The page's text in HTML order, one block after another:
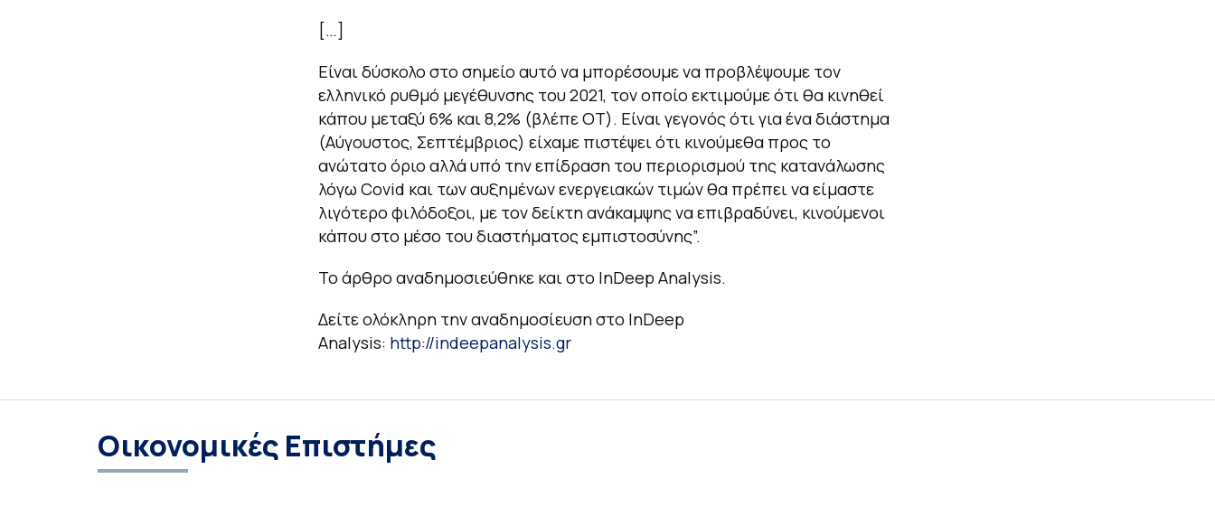
[…]
Είναι δύσκολο στο σημείο αυτό να μπορέσουμε να προβλέψουμε τον
ελληνικό ρυθμό μεγέθυνσης του 2021, τον οποίο εκτιμούμε ότι θα κινηθεί
κάπου μεταξύ 6% και 8,2% (βλέπε ΟΤ). Είναι γεγονός ότι για ένα διάστημα
(Αύγουστος, Σεπτέμβριος) είχαμε πιστέψει ότι κινούμεθα προς το
ανώτατο όριο αλλά υπό την επίδραση του περιορισμού της κατανάλωσης
λόγω Covid και των αυξημένων ενεργειακών τιμών θα πρέπει να είμαστε
λιγότερο φιλόδοξοι, με τον δείκτη ανάκαμψης να επιβραδύνει, κινούμενοι
κάπου στο μέσο του διαστήματος εμπιστοσύνης”.
Το άρθρο αναδημοσιεύθηκε και στο InDeep Analysis.
Δείτε ολόκληρη την αναδημοσίευση στο InDeep
Analysis: http://indeepanalysis.gr
Οικονομικές Επιστήμες